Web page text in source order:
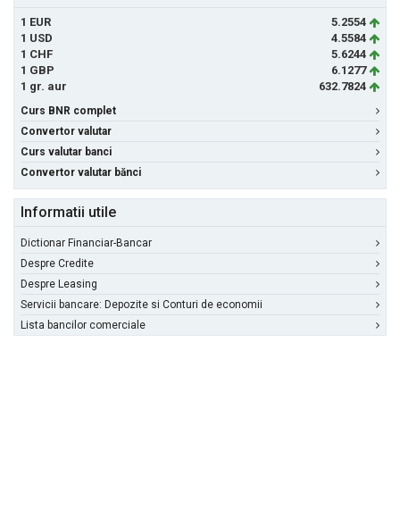
1 EUR
5.2554
1 USD
4.5584
1 CHF
5.6244
1 GBP
6.1277
1 gr. aur
632.7824
Curs BNR complet
Convertor valutar
Curs valutar banci
Convertor valutar bănci
Informatii utile
Dictionar Financiar-Bancar
Despre Credite
Despre Leasing
Servicii bancare: Depozite si Conturi de economii
Lista bancilor comerciale